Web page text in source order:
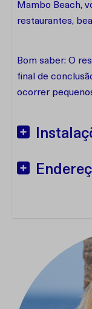
Mambo Beach,
restaurantes,
Bom saber: O
final de
ocorrer